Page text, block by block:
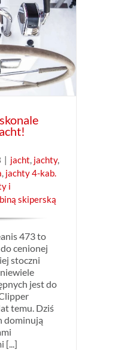
| jacht, jachty,
, jachty 4-kab.
i
skiperską
473 to
cenionej
stoczni
jest do
temu. Dziś
dominują
[...]